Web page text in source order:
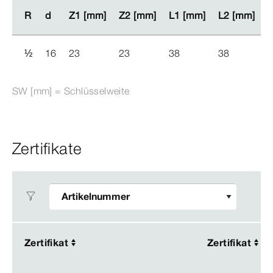
R d Z1 [mm] Z2 [mm] L1 [mm] L2 [mm]
R d Z1 [mm] Z2 [mm] L1 [mm] L2 [mm]
½ 16 23 23 38 38
SW [mm] = Schlüsselweite
Zertifikate
Zertifikat Zertifikat
Zertifikat Zertifikat